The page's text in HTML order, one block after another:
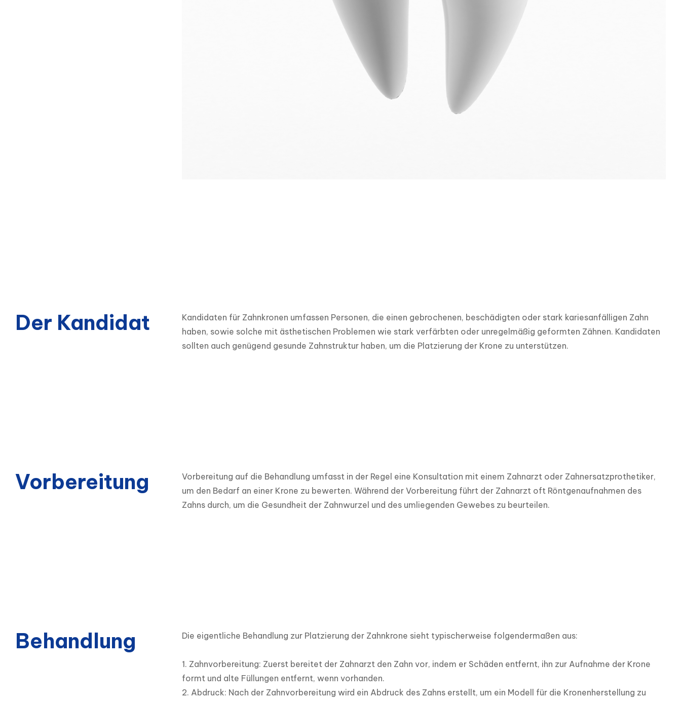
Der Kandidat
Kandidaten für Zahnkronen umfassen Personen, die einen gebrochenen, beschädigten oder stark kariesanfälligen Zahn
haben, sowie solche mit ästhetischen Problemen wie stark verfärbten oder unregelmäßig geformten Zähnen. Kandidaten
sollten auch genügend gesunde Zahnstruktur haben, um die Platzierung der Krone zu unterstützen.
Vorbereitung
Vorbereitung auf die Behandlung umfasst in der Regel eine Konsultation mit einem Zahnarzt oder Zahnersatzprothetiker,
um den Bedarf an einer Krone zu bewerten. Während der Vorbereitung führt der Zahnarzt oft Röntgenaufnahmen des
Zahns durch, um die Gesundheit der Zahnwurzel und des umliegenden Gewebes zu beurteilen.
Behandlung Die eigentliche Behandlung zur Platzierung der Zahnkrone sieht typischerweise folgendermaßen aus:
1. Zahnvorbereitung: Zuerst bereitet der Zahnarzt den Zahn vor, indem er Schäden entfernt, ihn zur Aufnahme der Krone
formt und alte Füllungen entfernt, wenn vorhanden.
2. Abdruck: Nach der Zahnvorbereitung wird ein Abdruck des Zahns erstellt, um ein Modell für die Kronenherstellung zu